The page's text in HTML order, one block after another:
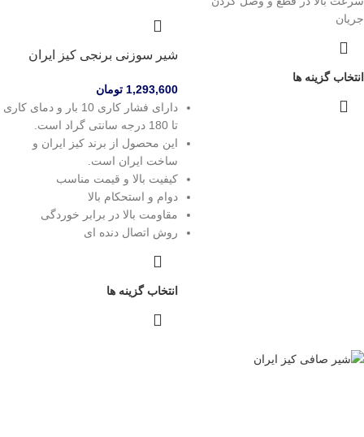
جریان
انتخاب گزینه ها
شیر سوزنی برنجی کیز ایران
1,293,600 تومان
دارای فشار کاری 10 بار و دمای کاری
تا 180 درجه سانتی گراد است.
این محصول از برند کیز ایران و
ساخت ایران است.
کیفیت بالا و قیمت مناسب
دوام و استحکام بالا
مقاومت بالا در برابر خوردگی
روش اتصال دنده ای
انتخاب گزینه ها